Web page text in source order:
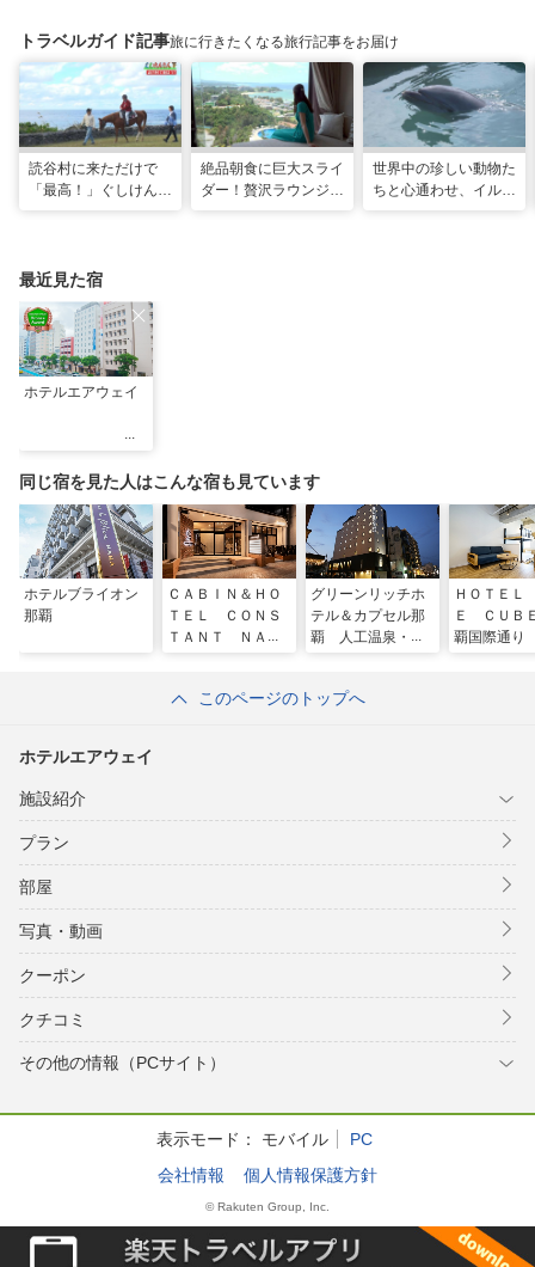
トラベルガイド記事旅に行きたくなる旅行記事をお届け
読谷村に来ただけで
「最高！」ぐしけんさ
てきた
絶品朝食に巨大スライ
ダー！贅沢ラウンジと
世界中の珍しい動物た
ちと心通わせ、イルカ
最近見た宿
ホテルエアウェイ
同じ宿を見た人はこんな宿も見ています
ホテルブライオン
那覇
ＣＡＢＩＮ＆ＨＯ
ＴＥＬ ＣＯＮＳ
ＴＡＮＴ ＮＡＨ
グリーンリッチホ
テル＆カプセル那
覇 人工温泉・二
ＨＯＴＥ
Ｅ ＣＵＢ
覇国際通り
このページのトップへ
ホテルエアウェイ
施設紹介
プラン
部屋
写真・動画
クーポン
クチコミ
その他の情報（PCサイト）
表示モード： モバイル
PC
会社情報
個人情報保護方針
© Rakuten Group, Inc.